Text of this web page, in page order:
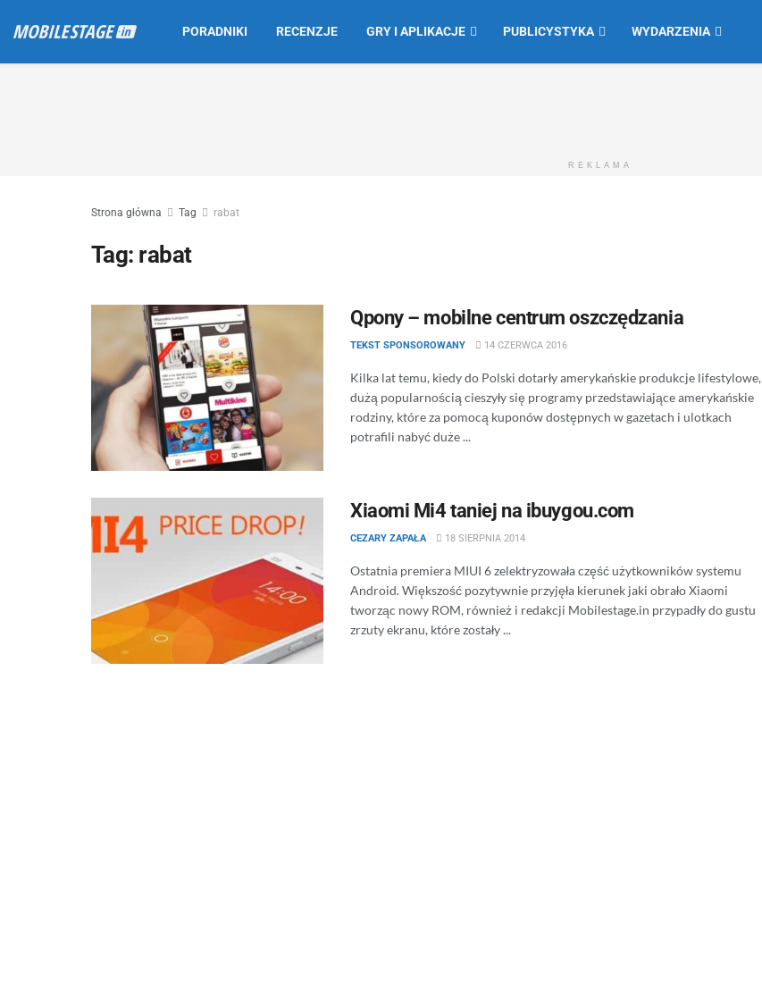
PORADNIKI RECENZJE GRY I APLIKACJE PUBLICYSTYKA WYDARZENIA
REKLAMA
Strona główna Tag rabat
Tag: rabat
Qpony – mobilne centrum oszczędzania
TEKST SPONSOROWANY 14 CZERWCA 2016
Kilka lat temu, kiedy do Polski dotarły amerykańskie produkcje lifestylowe,
dużą popularnością cieszyły się programy przedstawiające amerykańskie
rodziny, które za pomocą kuponów dostępnych w gazetach i ulotkach
potrafili nabyć duże ...
Xiaomi Mi4 taniej na ibuygou.com
CEZARY ZAPAŁA 18 SIERPNIA 2014
Ostatnia premiera MIUI 6 zelektryzowała część użytkowników systemu
Android. Większość pozytywnie przyjęła kierunek jaki obrało Xiaomi
tworząc nowy ROM, również i redakcji Mobilestage.in przypadły do gustu
zrzuty ekranu, które zostały ...